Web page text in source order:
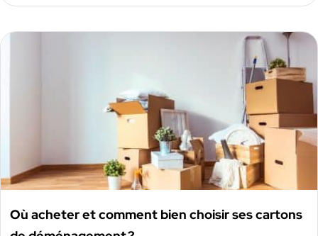
Où acheter et comment bien choisir ses cartons